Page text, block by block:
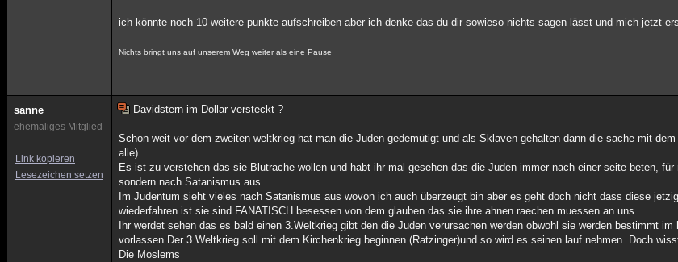
ich könnte noch 10 weitere punkte aufschreiben aber ich denke das du dir sowieso nichts sagen lässt und mich jetzt
Nichts bringt uns auf unserem Weg weiter als eine Pause
sanne
ehemaliges Mitglied
Link kopieren
Lesezeichen setzen
Davidstern im Dollar versteckt ?
Schon weit vor dem zweiten weltkrieg hat man die Juden gedemütigt und als Sklaven gehalten dann die sache mit
alle).
Es ist zu verstehen das sie Blutrache wollen und habt ihr mal gesehen das die Juden immer nach einer seite beten,
sondern nach Satanismus aus.
Im Judentum sieht vieles nach Satanismus aus wovon ich auch überzeugt bin aber es geht doch nicht dass diese
wiederfahren ist sie sind FANATISCH besessen von dem glauben das sie ihre ahnen raechen muessen an uns.
Ihr werdet sehen das es bald einen 3.Weltkrieg gibt den die Juden verursachen werden obwohl sie werden bestimmt im
vorlassen.Der 3.Weltkrieg soll mit dem Kirchenkrieg beginnen (Ratzinger)und so wird es seinen lauf nehmen. Doch
Die Moslems